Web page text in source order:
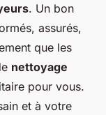
. Un bon
assurés,
que les
nettoyage
pour vous.
et à votre